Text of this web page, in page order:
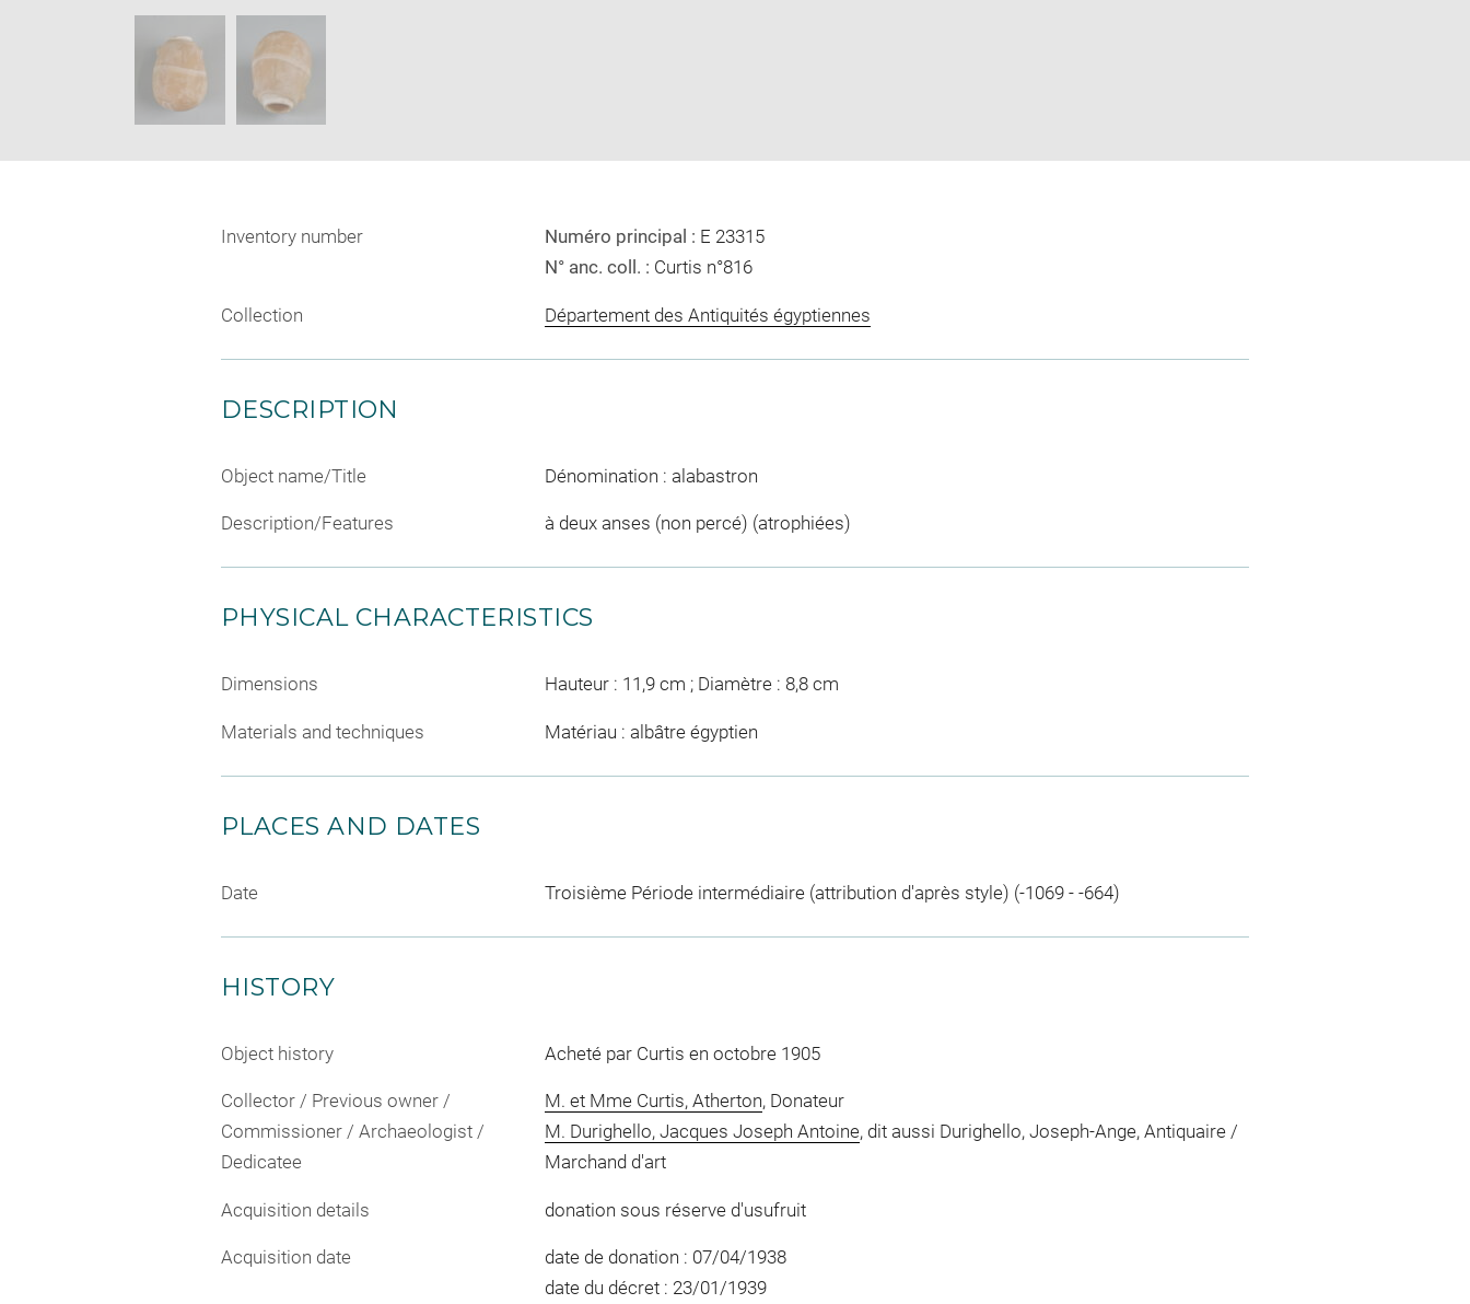
Inventory number Numéro principal : E 23315
N° anc. coll. : Curtis n°816
Collection Département des Antiquités égyptiennes
DESCRIPTION
Object name/Title Dénomination : alabastron
Description/Features à deux anses (non percé) (atrophiées)
PHYSICAL CHARACTERISTICS
Dimensions Hauteur : 11,9 cm ; Diamètre : 8,8 cm
Materials and techniques Matériau : albâtre égyptien
PLACES AND DATES
Date Troisième Période intermédiaire (attribution d'après style) (-1069 - -664)
HISTORY
Object history Acheté par Curtis en octobre 1905
Collector / Previous owner /
Commissioner / Archaeologist /
Dedicatee
M. et Mme Curtis, Atherton, Donateur
M. Durighello, Jacques Joseph Antoine, dit aussi Durighello, Joseph-Ange, Antiquaire /
Marchand d'art
Acquisition details donation sous réserve d'usufruit
Acquisition date
date de donation : 07/04/1938
date du décret : 23/01/1939